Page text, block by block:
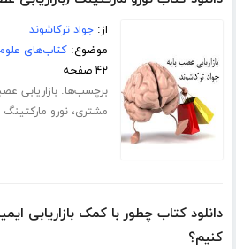
از:جواد ترکاشوند
موضوع:کتاب‌های
۴۲ صفحه
برچسب‌ها:بازاریابی
مشتری،نورو مارکتینگ
دانلود کتاب چطور با کمک بازاریابی
کنیم؟